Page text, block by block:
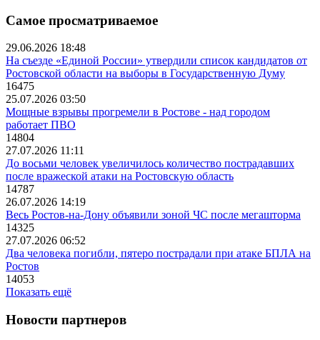
Самое просматриваемое
29.06.2026 18:48
На съезде «Единой России» утвердили список кандидатов от
Ростовской области на выборы в Государственную Думу
16475
25.07.2026 03:50
Мощные взрывы прогремели в Ростове - над городом
работает ПВО
14804
27.07.2026 11:11
До восьми человек увеличилось количество пострадавших
после вражеской атаки на Ростовскую область
14787
26.07.2026 14:19
Весь Ростов-на-Дону объявили зоной ЧС после мегашторма
14325
27.07.2026 06:52
Два человека погибли, пятеро пострадали при атаке БПЛА на
Ростов
14053
Показать ещё
Новости партнеров